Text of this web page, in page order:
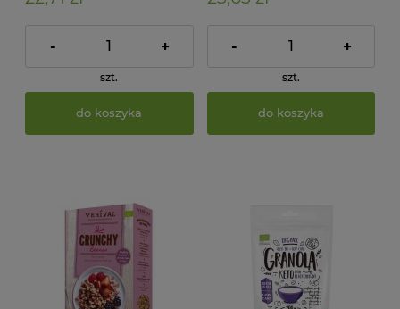
- +
szt.
do koszyka
- +
szt.
do koszyka